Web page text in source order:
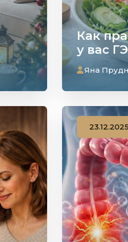
Как
у вас
Яна
23.12.2025